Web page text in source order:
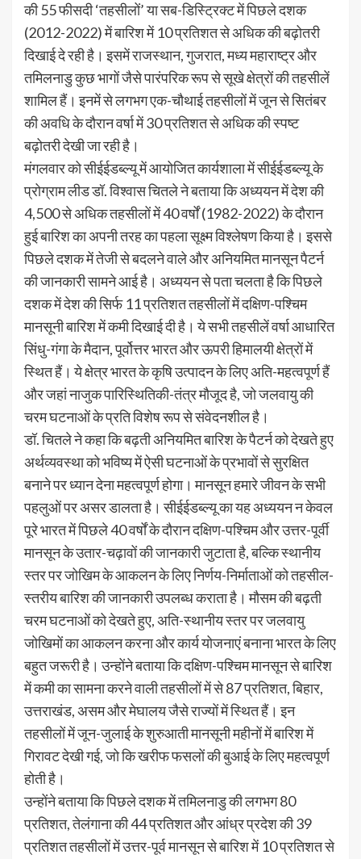
की 55 फीसदी ‘तहसीलों’ या सब-डिस्ट्रिक्ट में पिछले दशक
(2012-2022) में बारिश में 10 प्रतिशत से अधिक की बढ़ोतरी
दिखाई दे रही है। इसमें राजस्थान, गुजरात, मध्य महाराष्ट्र और
तमिलनाडु कुछ भागों जैसे पारंपरिक रूप से सूखे क्षेत्रों की तहसीलें
शामिल हैं। इनमें से लगभग एक-चौथाई तहसीलों में जून से सितंबर
की अवधि के दौरान वर्षा में 30 प्रतिशत से अधिक की स्पष्ट
बढ़ोतरी देखी जा रही है।
मंगलवार को सीईईडब्ल्यू में आयोजित कार्यशाला में सीईईडब्ल्यू के
प्रोग्राम लीड डॉ. विश्वास चितले ने बताया कि अध्ययन में देश की
4,500 से अधिक तहसीलों में 40 वर्षों (1982-2022) के दौरान
हुई बारिश का अपनी तरह का पहला सूक्ष्म विश्लेषण किया है। इससे
पिछले दशक में तेजी से बदलने वाले और अनियमित मानसून पैटर्न
की जानकारी सामने आई है। अध्ययन से पता चलता है कि पिछले
दशक में देश की सिर्फ 11 प्रतिशत तहसीलों में दक्षिण-पश्चिम
मानसूनी बारिश में कमी दिखाई दी है। ये सभी तहसीलें वर्षा आधारित
सिंधु-गंगा के मैदान, पूर्वोत्तर भारत और ऊपरी हिमालयी क्षेत्रों में
स्थित हैं। ये क्षेत्र भारत के कृषि उत्पादन के लिए अति-महत्वपूर्ण हैं
और जहां नाजुक पारिस्थितिकी-तंत्र मौजूद है, जो जलवायु की
चरम घटनाओं के प्रति विशेष रूप से संवेदनशील है।
डॉ. चितले ने कहा कि बढ़ती अनियमित बारिश के पैटर्न को देखते हुए
अर्थव्यवस्था को भविष्य में ऐसी घटनाओं के प्रभावों से सुरक्षित
बनाने पर ध्यान देना महत्वपूर्ण होगा। मानसून हमारे जीवन के सभी
पहलुओं पर असर डालता है। सीईईडब्ल्यू का यह अध्ययन न केवल
पूरे भारत में पिछले 40 वर्षों के दौरान दक्षिण-पश्चिम और उत्तर-पूर्वी
मानसून के उतार-चढ़ावों की जानकारी जुटाता है, बल्कि स्थानीय
स्तर पर जोखिम के आकलन के लिए निर्णय-निर्माताओं को तहसील-
स्तरीय बारिश की जानकारी उपलब्ध कराता है। मौसम की बढ़ती
चरम घटनाओं को देखते हुए, अति-स्थानीय स्तर पर जलवायु
जोखिमों का आकलन करना और कार्य योजनाएं बनाना भारत के लिए
बहुत जरूरी है। उन्होंने बताया कि दक्षिण-पश्चिम मानसून से बारिश
में कमी का सामना करने वाली तहसीलों में से 87 प्रतिशत, बिहार,
उत्तराखंड, असम और मेघालय जैसे राज्यों में स्थित हैं। इन
तहसीलों में जून-जुलाई के शुरुआती मानसूनी महीनों में बारिश में
गिरावट देखी गई, जो कि खरीफ फसलों की बुआई के लिए महत्वपूर्ण
होती है।
उन्होंने बताया कि पिछले दशक में तमिलनाडु की लगभग 80
प्रतिशत, तेलंगाना की 44 प्रतिशत और आंध्र प्रदेश की 39
प्रतिशत तहसीलों में उत्तर-पूर्व मानसून से बारिश में 10 प्रतिशत से